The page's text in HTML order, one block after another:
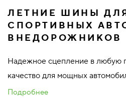
ЛЕТНИЕ ШИНЫ
СПОРТИВНЫХ
ВНЕДОРОЖНИКОВ
Надежное сцепление в любую
качество для мощных
Подробнее